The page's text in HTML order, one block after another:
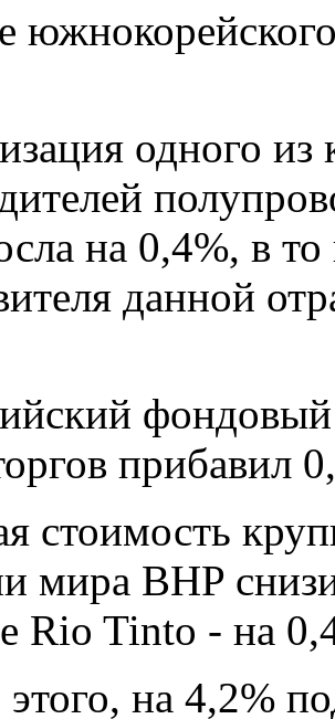
одного
на 0,4%, в
данной
прибавил
стоимость
мира BHP
Rio Tinto - на
на 4,2%